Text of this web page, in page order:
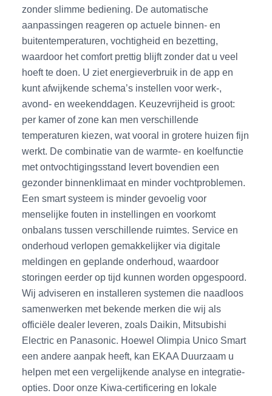
zonder slimme bediening. De automatische
aanpassingen reageren op actuele binnen- en
buitentemperaturen, vochtigheid en bezetting,
waardoor het comfort prettig blijft zonder dat u veel
hoeft te doen. U ziet energieverbruik in de app en
kunt afwijkende schema’s instellen voor werk-,
avond- en weekenddagen. Keuzevrijheid is groot:
per kamer of zone kan men verschillende
temperaturen kiezen, wat vooral in grotere huizen fijn
werkt. De combinatie van de warmte- en koelfunctie
met ontvochtigingsstand levert bovendien een
gezonder binnenklimaat en minder vochtproblemen.
Een smart systeem is minder gevoelig voor
menselijke fouten in instellingen en voorkomt
onbalans tussen verschillende ruimtes. Service en
onderhoud verlopen gemakkelijker via digitale
meldingen en geplande onderhoud, waardoor
storingen eerder op tijd kunnen worden opgespoord.
Wij adviseren en installeren systemen die naadloos
samenwerken met bekende merken die wij als
officiële dealer leveren, zoals Daikin, Mitsubishi
Electric en Panasonic. Hoewel Olimpia Unico Smart
een andere aanpak heeft, kan EKAA Duurzaam u
helpen met een vergelijkende analyse en integratie-
opties. Door onze Kiwa-certificering en lokale